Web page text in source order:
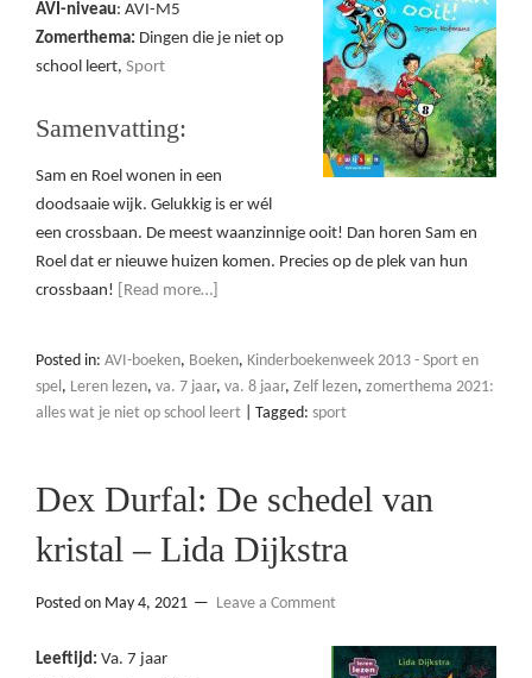
AVI-niveau: AVI-M5
Zomerthema: Dingen die je niet op
school leert, Sport
Samenvatting:
Sam en Roel wonen in een
doodsaaie wijk. Gelukkig is er wél
een crossbaan. De meest waanzinnige ooit! Dan horen Sam en
Roel dat er nieuwe huizen komen. Precies op de plek van hun
crossbaan!
[Read more…]
Posted in: AVI-boeken, Boeken, Kinderboekenweek 2013 - Sport en
spel, Leren lezen, va. 7 jaar, va. 8 jaar, Zelf lezen, zomerthema 2021:
alles wat je niet op school leert
Tagged: sport
Dex Durfal: De schedel van
kristal – Lida Dijkstra
Posted on May 4, 2021 Leave a Comment
Leeftijd: Va. 7 jaar